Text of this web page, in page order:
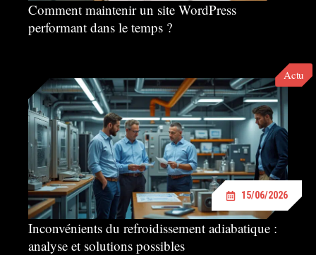
Comment maintenir un site WordPress
performant dans le temps ?
Actu
15/06/2026
Inconvénients du refroidissement adiabatique :
analyse et solutions possibles